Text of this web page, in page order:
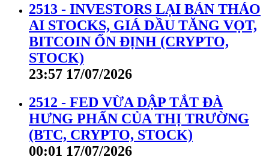
2513 - INVESTORS LẠI BÁN THÁO
AI STOCKS, GIÁ DẦU TĂNG VỌT,
BITCOIN ỔN ĐỊNH (CRYPTO,
STOCK)
23:57 17/07/2026
2512 - FED VỪA DẬP TẮT ĐÀ
HƯNG PHẤN CỦA THỊ TRƯỜNG
(BTC, CRYPTO, STOCK)
00:01 17/07/2026